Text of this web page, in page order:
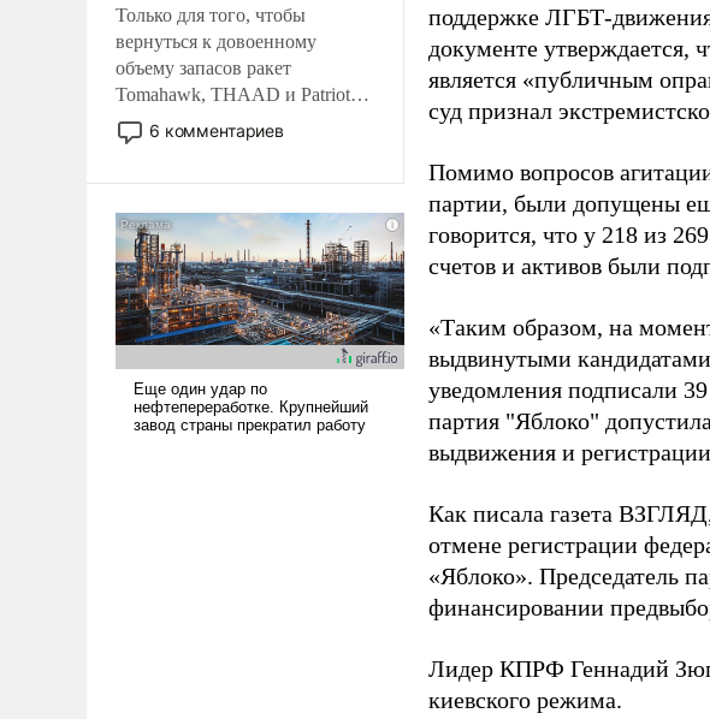
Только для того, чтобы
вернуться к довоенному
объему запасов ракет
Tomahawk, THAAD и Patriot
США потребуется более трех
лет. Даже небольшая война с
Сложившаяся ситуация
означает многолетний период
уязвимости США, например,
перед Китаем.
6 комментариев
поддержке ЛГБТ-
документе утверждается,
является «публичным
суд признал
Помимо вопросов
партии, были допущены
говорится, что у 218 из
счетов и активов были
«Таким образом, на
выдвинутыми кандидатами
уведомления подписали
партия "Яблоко"
выдвижения и
Как писала газета
отмене регистрации
«Яблоко». Председатель
финансировании
Лидер КПРФ Геннадий
киевского режима.